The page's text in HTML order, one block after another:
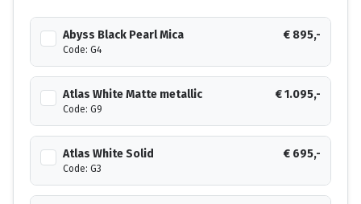
Abyss Black Pearl Mica
Code: G4
€ 895,-
Atlas White Matte metallic
Code: G9
€ 1.095,-
Atlas White Solid
Code: G3
€ 695,-